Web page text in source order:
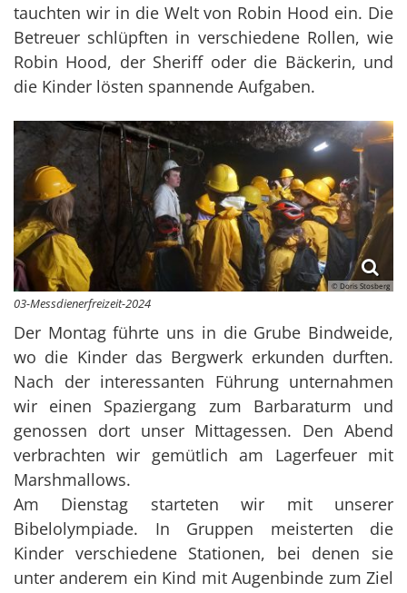
tauchten wir in die Welt von Robin Hood ein. Die
Betreuer schlüpften in verschiedene Rollen, wie
Robin Hood, der Sheriff oder die Bäckerin, und
die Kinder lösten spannende Aufgaben.
© Doris Stosberg
03-Messdienerfreizeit-2024
Der Montag führte uns in die Grube Bindweide,
wo die Kinder das Bergwerk erkunden durften.
Nach der interessanten Führung unternahmen
wir einen Spaziergang zum Barbaraturm und
genossen dort unser Mittagessen. Den Abend
verbrachten wir gemütlich am Lagerfeuer mit
Marshmallows.
Am Dienstag starteten wir mit unserer
Bibelolympiade. In Gruppen meisterten die
Kinder verschiedene Stationen, bei denen sie
unter anderem ein Kind mit Augenbinde zum Ziel